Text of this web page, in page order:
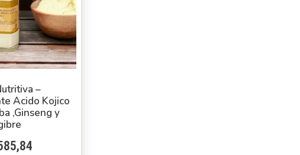
–
Acido Kojico
,Ginseng y